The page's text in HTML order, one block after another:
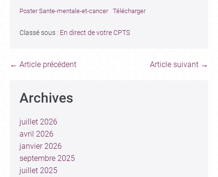
Poster Sante-mentale-et-cancer Télécharger
Classé sous : En direct de votre CPTS
← Article précédent Article suivant →
Archives
juillet 2026
avril 2026
janvier 2026
septembre 2025
juillet 2025